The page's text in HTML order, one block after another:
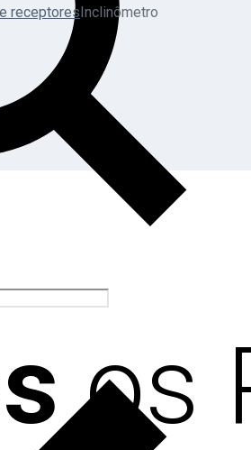
receptoresInclinômetro
os